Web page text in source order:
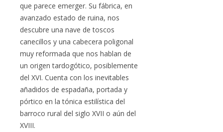
que parece emerger. Su fábrica, en
avanzado estado de ruina, nos
descubre una nave de toscos
canecillos y una cabecera poligonal
muy reformada que nos hablan de
un origen tardogótico, posiblemente
del XVI. Cuenta con los inevitables
añadidos de espadaña, portada y
pórtico en la tónica estilística del
barroco rural del siglo XVII o aún del
XVIII.